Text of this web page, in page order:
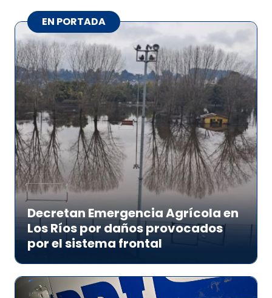
EN PORTADA
Decretan Emergencia Agrícola en
Los Ríos por daños provocados
por el sistema frontal